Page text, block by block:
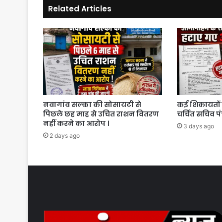
गोली
Related Articles
नवागांव सल्का की सोसायटी से
पिछले छह माह से उचित राशन वितरण
नहीं करने का आरोप ।
2 days ago
कई
चर्चित सचिव
3 days ago